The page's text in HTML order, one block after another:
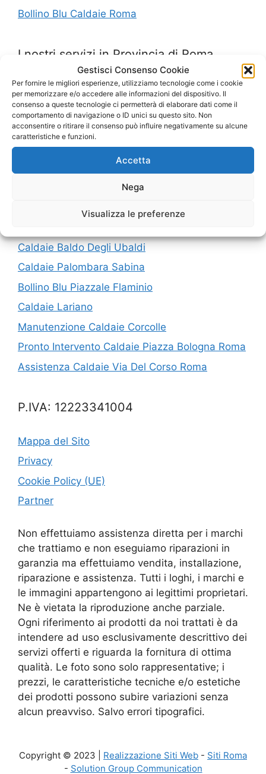
Gestisci Consenso Cookie
Per fornire le migliori esperienze, utilizziamo tecnologie come i cookie
per memorizzare e/o accedere alle informazioni del dispositivo. Il
consenso a queste tecnologie ci permetterà di elaborare dati come il
comportamento di navigazione o ID unici su questo sito. Non
acconsentire o ritirare il consenso può influire negativamente su alcune
caratteristiche e funzioni.
Accetta
Nega
Visualizza le preferenze
Bollino Blu Caldaie Roma
I nostri servizi in Provincia di Roma
Installazione Caldaie Tor Fiscale Roma
Pronto Intervento Caldaie San Pietro Roma
Manutenzione Caldaie Testaccio
Manutenzione Caldaie Pantano
Manutenzione Caldaie Corso Trieste Roma
Caldaie Colli Aniene
Caldaie Baldo Degli Ubaldi
Caldaie Palombara Sabina
Bollino Blu Piazzale Flaminio
Caldaie Lariano
Manutenzione Caldaie Corcolle
Pronto Intervento Caldaie Piazza Bologna Roma
Assistenza Caldaie Via Del Corso Roma
P.IVA: 12223341004
Mappa del Sito
Privacy
Cookie Policy (UE)
Partner
Non effettuiamo assistenza diretta per i marchi
che trattiamo e non eseguiamo riparazioni in
garanzia ma effettuiamo vendita, installazione,
riparazione e assistenza. Tutti i loghi, i marchi e
le immagini appartengono ai legittimi proprietari.
Ne è vietata la riproduzione anche parziale.
Ogni riferimento ai prodotti da noi trattati è da
intendere ad uso esclusivamente descrittivo dei
servizi offerti e riguarda la fornitura di ottima
qualità. Le foto sono solo rappresentative; i
prezzi, le caratteristiche tecniche e/o estetiche
dei prodotti possono subire variazioni senza
alcun preavviso. Salvo errori tipografici.
Copyright © 2023 | Realizzazione Siti Web - Siti Roma
- Solution Group Communication